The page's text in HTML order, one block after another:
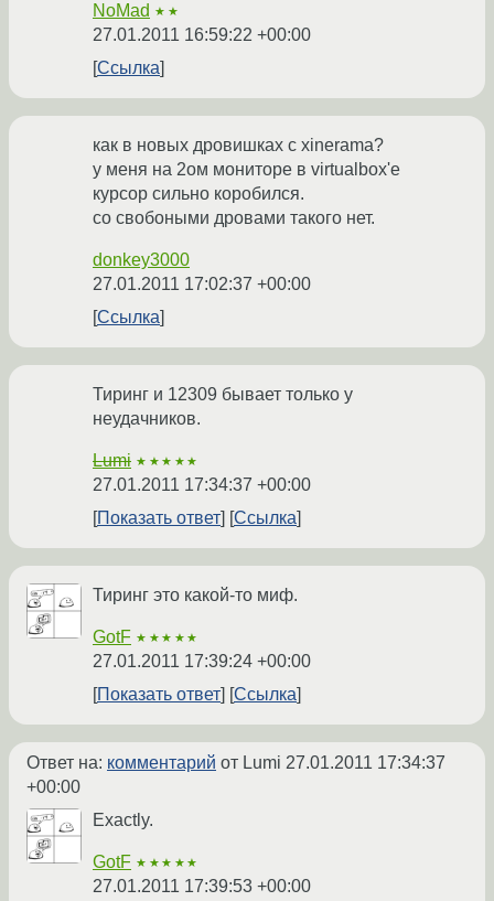
NoMad ★★
27.01.2011 16:59:22 +00:00
Ссылка
как в новых дровишках с xinerama?
у меня на 2ом мониторе в virtualbox'е
курсор сильно коробился.
со свобоными дровами такого нет.
donkey3000
27.01.2011 17:02:37 +00:00
Ссылка
Тиринг и 12309 бывает только у
неудачников.
Lumi ★★★★★
27.01.2011 17:34:37 +00:00
Показать ответ
Ссылка
Тиринг это какой-то миф.
GotF ★★★★★
27.01.2011 17:39:24 +00:00
Показать ответ
Ссылка
Ответ на: комментарий от Lumi 27.01.2011 17:34:37
+00:00
Exactly.
GotF ★★★★★
27.01.2011 17:39:53 +00:00